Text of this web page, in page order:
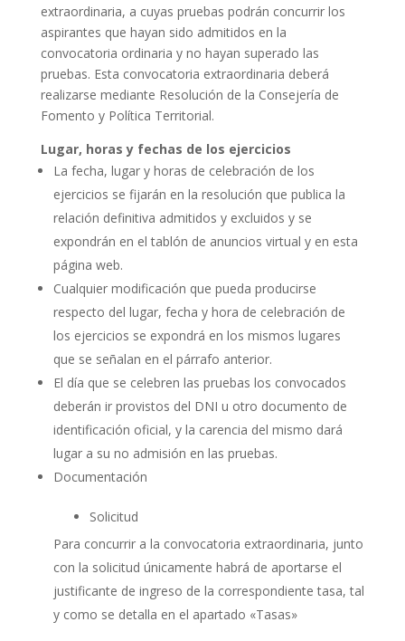
extraordinaria, a cuyas pruebas podrán concurrir los
aspirantes que hayan sido admitidos en la
convocatoria ordinaria y no hayan superado las
pruebas. Esta convocatoria extraordinaria deberá
realizarse mediante Resolución de la Consejería de
Fomento y Política Territorial.
Lugar, horas y fechas de los ejercicios
La fecha, lugar y horas de celebración de los
ejercicios se fijarán en la resolución que publica la
relación definitiva admitidos y excluidos y se
expondrán en el tablón de anuncios virtual y en esta
página web.
Cualquier modificación que pueda producirse
respecto del lugar, fecha y hora de celebración de
los ejercicios se expondrá en los mismos lugares
que se señalan en el párrafo anterior.
El día que se celebren las pruebas los convocados
deberán ir provistos del DNI u otro documento de
identificación oficial, y la carencia del mismo dará
lugar a su no admisión en las pruebas.
Documentación
Solicitud
Para concurrir a la convocatoria extraordinaria, junto
con la solicitud únicamente habrá de aportarse el
justificante de ingreso de la correspondiente tasa, tal
y como se detalla en el apartado «Tasas»